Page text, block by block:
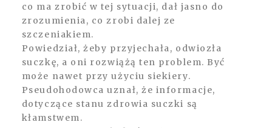
co ma zrobić w tej sytuacji, dał jasno do
zrozumienia, co zrobi dalej ze
szczeniakiem.
Powiedział, żeby przyjechała, odwiozła
suczkę, a oni rozwiążą ten problem. Być
może nawet przy użyciu siekiery.
Pseudohodowca uznał, że informacje,
dotyczące stanu zdrowia suczki są
kłamstwem.